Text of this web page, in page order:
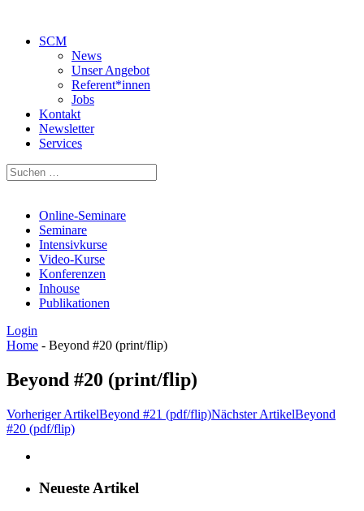
SCM
News
Unser Angebot
Referent*innen
Jobs
Kontakt
Newsletter
Services
Suchen
nach:
Online-Seminare
Seminare
Intensivkurse
Video-Kurse
Konferenzen
Inhouse
Publikationen
Login
Home - Beyond #20 (print/flip)
Beyond #20 (print/flip)
Vorheriger ArtikelBeyond #21 (pdf/flip)Nächster ArtikelBeyond
#20 (pdf/flip)
Neueste Artikel